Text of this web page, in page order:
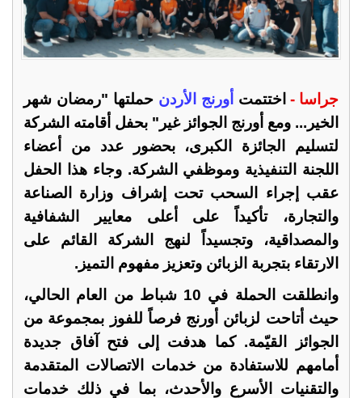
جراسا - اختتمت أورنج الأردن حملتها "رمضان شهر
الخير... ومع أورنج الجوائز غير" بحفل أقامته الشركة
لتسليم الجائزة الكبرى، بحضور عدد من أعضاء
اللجنة التنفيذية وموظفي الشركة. وجاء هذا الحفل
عقب إجراء السحب تحت إشراف وزارة الصناعة
والتجارة، تأكيداً على أعلى معايير الشفافية
والمصداقية، وتجسيداً لنهج الشركة القائم على
الارتقاء بتجربة الزبائن وتعزيز مفهوم التميز.
وانطلقت الحملة في 10 شباط من العام الحالي،
حيث أتاحت لزبائن أورنج فرصاً للفوز بمجموعة من
الجوائز القيّمة. كما هدفت إلى فتح آفاق جديدة
أمامهم للاستفادة من خدمات الاتصالات المتقدمة
والتقنيات الأسرع والأحدث، بما في ذلك خدمات